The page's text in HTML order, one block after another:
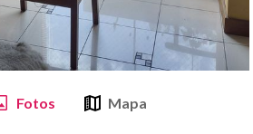
Fotos Mapa